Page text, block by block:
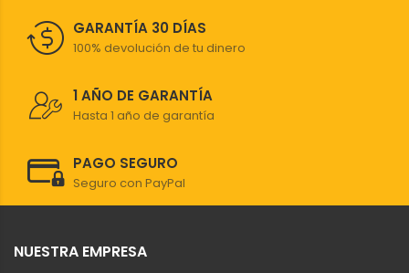
GARANTÍA 30 DÍAS
100% devolución de tu dinero
1 AÑO DE GARANTÍA
Hasta 1 año de garantía
PAGO SEGURO
Seguro con PayPal
NUESTRA EMPRESA